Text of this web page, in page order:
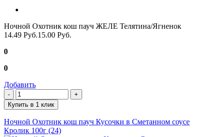
Ночной Охотник кош пауч ЖЕЛЕ Телятина/Ягненок
14.49 Руб.15.00 Руб.
0
0
Добавить
Купить в 1 клик
Ночной Охотник кош пауч Кусочки в Сметанном соусе
Кролик 100г (24)